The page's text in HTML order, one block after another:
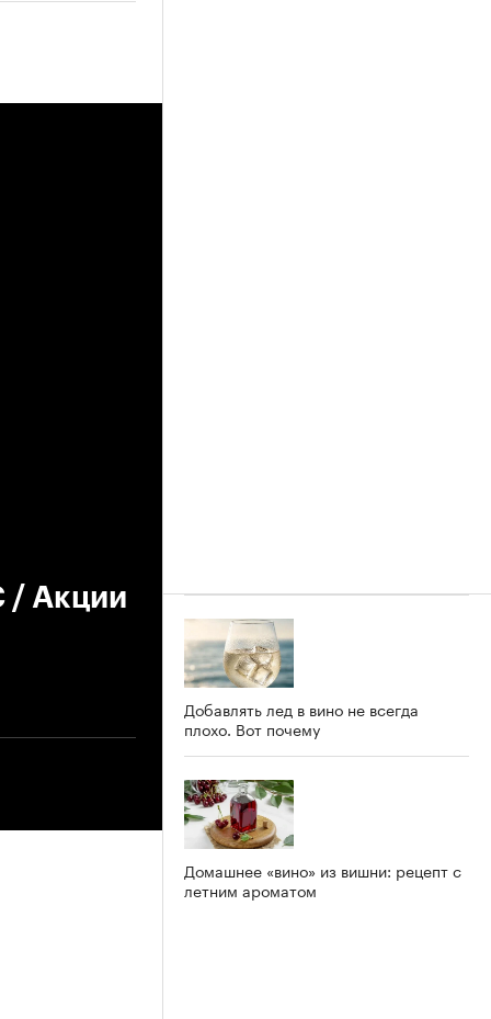
/ Акции
Добавлять лед в вино не всегда
плохо. Вот почему
Домашнее «вино» из вишни: рецепт с
летним ароматом